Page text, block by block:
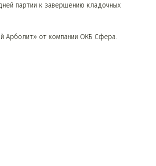
партии к завершению кладочных
Арболит» от компании ОКБ Сфера.